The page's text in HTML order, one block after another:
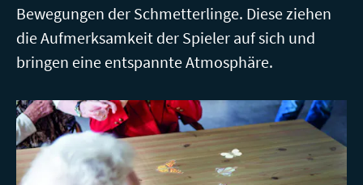
Bewegungen der Schmetterlinge. Diese ziehen
die Aufmerksamkeit der Spieler auf sich und
bringen eine entspannte Atmosphäre.